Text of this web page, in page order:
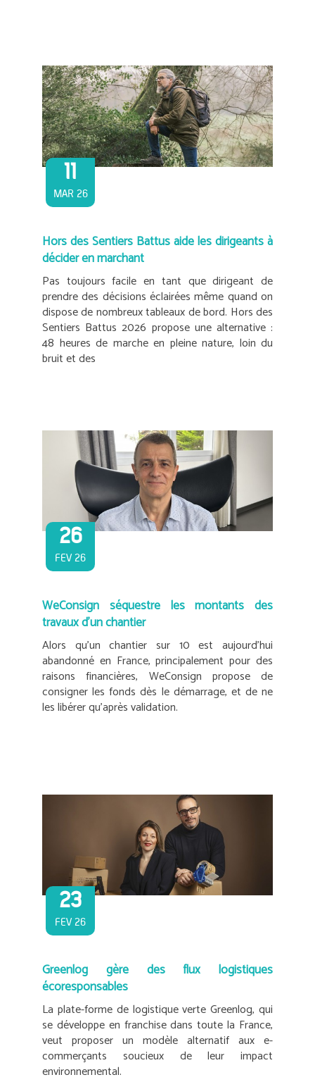
11
MAR 26
Hors des Sentiers Battus aide les dirigeants à
décider en marchant
Pas toujours facile en tant que dirigeant de
prendre des décisions éclairées même quand on
dispose de nombreux tableaux de bord. Hors des
Sentiers Battus 2026 propose une alternative :
48 heures de marche en pleine nature, loin du
bruit et des
26
FEV 26
WeConsign séquestre les montants des
travaux d’un chantier
Alors qu’un chantier sur 10 est aujourd’hui
abandonné en France, principalement pour des
raisons financières, WeConsign propose de
consigner les fonds dès le démarrage, et de ne
les libérer qu’après validation.
23
FEV 26
Greenlog gère des flux logistiques
écoresponsables
La plate-forme de logistique verte Greenlog, qui
se développe en franchise dans toute la France,
veut proposer un modèle alternatif aux e-
commerçants soucieux de leur impact
environnemental.